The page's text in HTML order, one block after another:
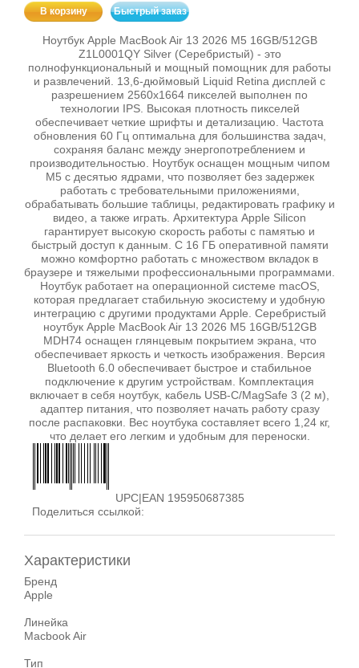
В корзину Быстрый заказ
Ноутбук Apple MacBook Air 13 2026 M5 16GB/512GB
Z1L0001QY Silver (Серебристый) - это
полнофункциональный и мощный помощник для работы
и развлечений. 13,6-дюймовый Liquid Retina дисплей с
разрешением 2560x1664 пикселей выполнен по
технологии IPS. Высокая плотность пикселей
обеспечивает четкие шрифты и детализацию. Частота
обновления 60 Гц оптимальна для большинства задач,
сохраняя баланс между энергопотреблением и
производительностью. Ноутбук оснащен мощным чипом
M5 с десятью ядрами, что позволяет без задержек
работать с требовательными приложениями,
обрабатывать большие таблицы, редактировать графику и
видео, а также играть. Архитектура Apple Silicon
гарантирует высокую скорость работы с памятью и
быстрый доступ к данным. С 16 ГБ оперативной памяти
можно комфортно работать с множеством вкладок в
браузере и тяжелыми профессиональными программами.
Ноутбук работает на операционной системе macOS,
которая предлагает стабильную экосистему и удобную
интеграцию с другими продуктами Apple. Серебристый
ноутбук Apple MacBook Air 13 2026 M5 16GB/512GB
MDH74 оснащен глянцевым покрытием экрана, что
обеспечивает яркость и четкость изображения. Версия
Bluetooth 6.0 обеспечивает быстрое и стабильное
подключение к другим устройствам. Комплектация
включает в себя ноутбук, кабель USB-C/MagSafe 3 (2 м),
адаптер питания, что позволяет начать работу сразу
после распаковки. Вес ноутбука составляет всего 1,24 кг,
что делает его легким и удобным для переноски.
UPC|EAN 195950687385
Поделиться ссылкой:
Характеристики
Бренд
Apple
Линейка
Macbook Air
Тип